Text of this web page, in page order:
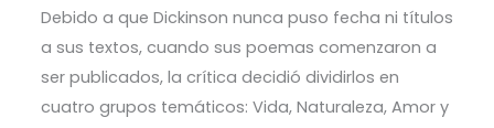
Debido a que Dickinson nunca puso fecha ni títulos
a sus textos, cuando sus poemas comenzaron a
ser publicados, la crítica decidió dividirlos en
cuatro grupos temáticos: Vida, Naturaleza, Amor y